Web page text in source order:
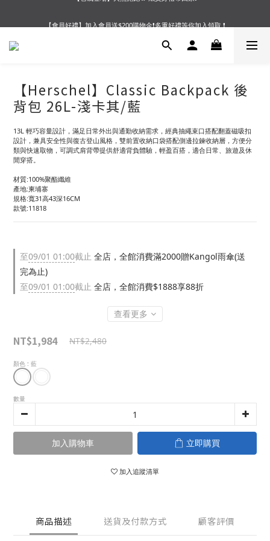
【夏末OUTLET】專區全面5折起❗超值入手就趁現在🔥
【Herschel】Classic Backpack 後
背包 26L-淺卡其/藍
13L 輕巧容量設計，滿足日常外出與通勤收納需求，經典抽繩束口搭配翻蓋磁吸扣
設計，兼具安全性與復古登山風格，雙前置收納口袋搭配側邊拉鍊收納層，方便分
類與快速取物，可調式肩背帶提供舒適背負體驗，輕盈百搭，適合日常、旅遊及休
閒穿搭。
材質:100%聚酯纖維
產地:柬埔寨
規格:寬31高43深16CM
款號:11818
至09/01 01:00截止 全店，全館消費滿2000贈Kangol雨傘(送
完為止)
至09/01 01:00截止 全店，全館消費$1888享88折
查看更多
NT$1,984 NT$2,480
顏色 : 藍
數量
加入購物車 立即購買
加入追蹤清單
商品描述 送貨及付款方式 顧客評價